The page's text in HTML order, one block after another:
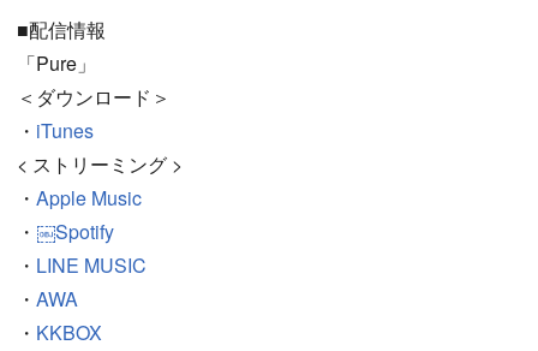
■配信情報
「Pure」
＜ダウンロード＞
・ iTunes
< ストリーミング >
・ Apple Music
・ ￼Spotify
・ LINE MUSIC
・ AWA
・ KKBOX